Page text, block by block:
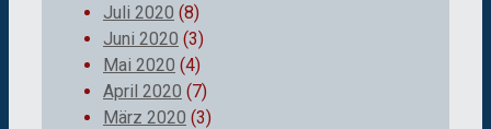
Juli 2020 (8)
Juni 2020 (3)
Mai 2020 (4)
April 2020 (7)
März 2020 (3)